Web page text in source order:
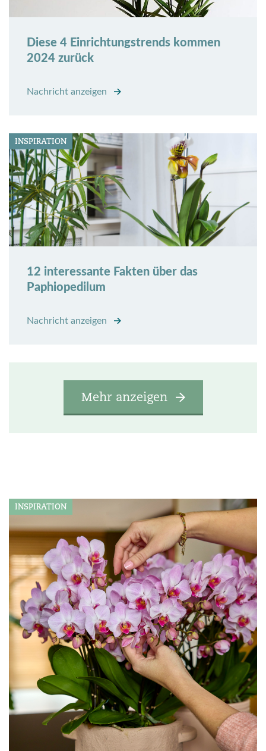
Diese 4 Einrichtungstrends kommen
2024 zurück
Nachricht anzeigen
INSPIRATION
12 interessante Fakten über das
Paphiopedilum
Nachricht anzeigen
Mehr anzeigen
INSPIRATION